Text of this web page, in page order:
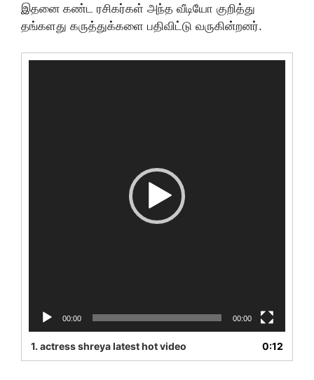
இதனை கண்ட ரசிகர்கள் அந்த வீடியோ குறித்து
தங்களது கருத்துக்களை பதிவிட்டு வருகின்றனர்.
00:00 00:00
1. actress shreya latest hot video 0:12